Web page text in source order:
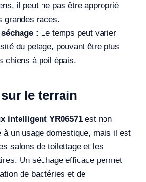
il peut ne pas être approprié
grandes races.
: Le temps peut varier
du pelage, pouvant être plus
chiens à poil épais.
le terrain
intelligent YR06571 est non
à un usage domestique, mais il est
salons de toilettage et les
Un séchage efficace permet
de bactéries et de